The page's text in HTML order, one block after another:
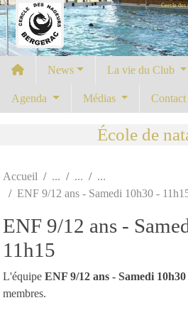
Cercle des
News La vie du Club
Agenda Médias Contact
École de
Accueil
ENF 9/12 ans - Samedi 10h30 -
ENF 9/12 ans -
11h15
L'équipe ENF 9/12 ans - Samedi 10h30
membres.
Panneau de gestion des cookies